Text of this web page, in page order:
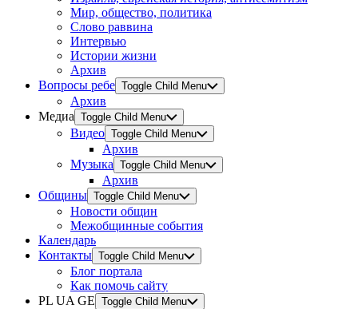
Мир, общество, политика
Слово раввина
Интервью
Истории жизни
Архив
Вопросы ребе Toggle Child Menu
Архив
Медиа Toggle Child Menu
Видео Toggle Child Menu
Архив
Музыка Toggle Child Menu
Архив
Общины Toggle Child Menu
Новости общин
Межобщинные события
Календарь
Контакты Toggle Child Menu
Блог портала
Как помочь сайту
PL UA GE Toggle Child Menu